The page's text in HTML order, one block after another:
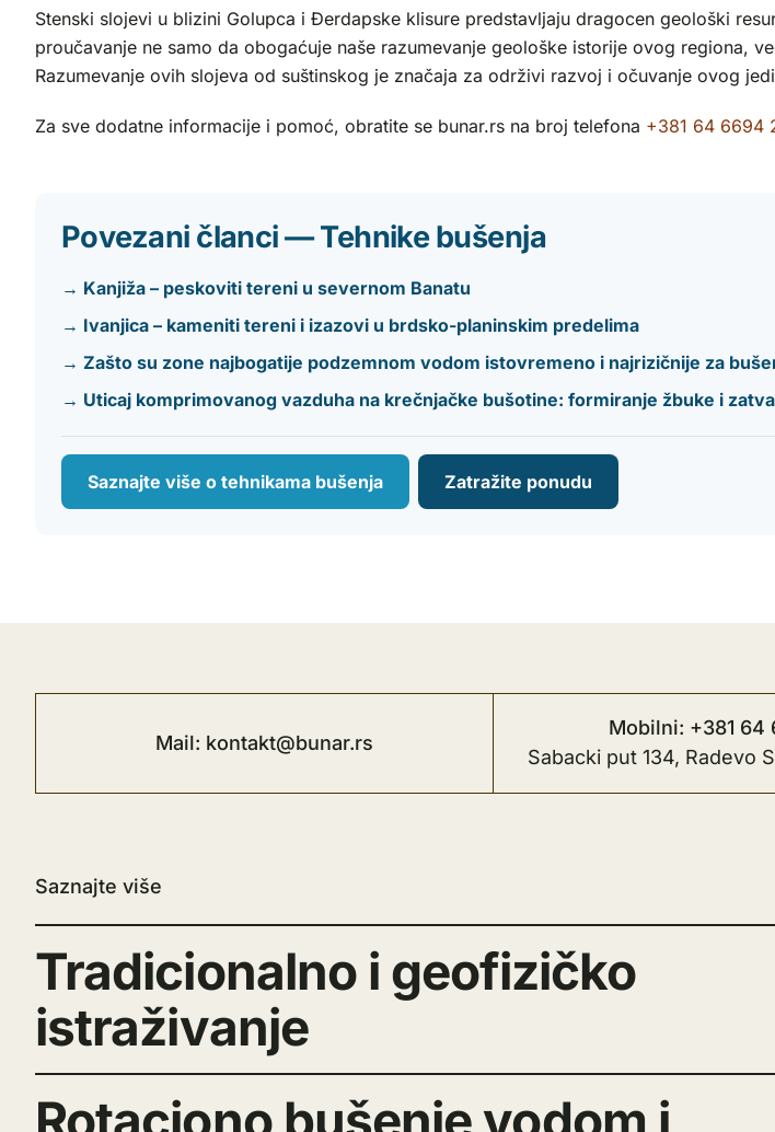
Stenski slojevi u blizini Golupca i Đerdapske klisure predstavljaju dragocen geološki
proučavanje ne samo da obogaćuje naše razumevanje geološke istorije ovog regiona,
Razumevanje ovih slojeva od suštinskog je značaja za održivi razvoj i očuvanje ovog
Za sve dodatne informacije i pomoć, obratite se bunar.rs na broj telefona +381 64 6694
Povezani članci — Tehnike bušenja
→ Kanjiža – peskoviti tereni u severnom Banatu
→ Ivanjica – kameniti tereni i izazovi u brdsko-planinskim predelima
→ Zašto su zone najbogatije podzemnom vodom istovremeno i najrizičnije za
→ Uticaj komprimovanog vazduha na krečnjačke bušotine: formiranje žbuke i
Saznajte više o tehnikama bušenja Zatražite ponudu
Mail: kontakt@bunar.rs
Mobilni: +381 64
Sabacki put 134, Radevo
Saznajte više
Tradicionalno i geofizičko
istraživanje
Rotaciono bušenje vodom i